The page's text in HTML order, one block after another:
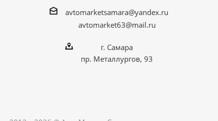
avtomarketsamara@yandex.ru
avtomarket63@mail.ru
г. Самара
пр. Металлургов, 93